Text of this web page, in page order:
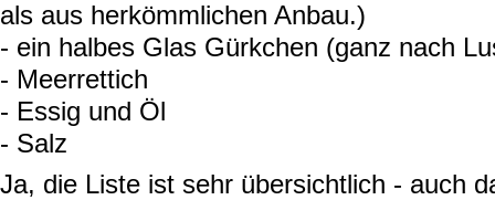
als aus herkömmlichen Anbau.)
- ein halbes Glas Gürkchen (ganz nach
- Meerrettich
- Essig und Öl
- Salz
Ja, die Liste ist sehr übersichtlich - auch